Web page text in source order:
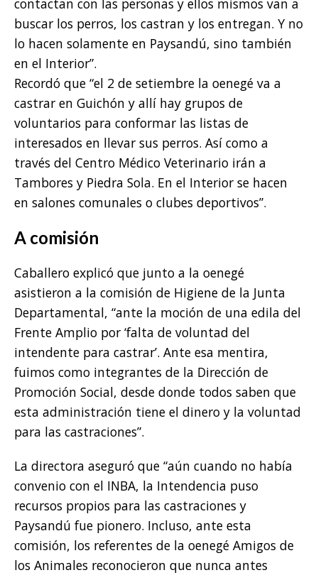
contactan con las personas y ellos mismos van a
buscar los perros, los castran y los entregan. Y no
lo hacen solamente en Paysandú, sino también
en el Interior”.
Recordó que “el 2 de setiembre la oenegé va a
castrar en Guichón y allí hay grupos de
voluntarios para conformar las listas de
interesados en llevar sus perros. Así como a
través del Centro Médico Veterinario irán a
Tambores y Piedra Sola. En el Interior se hacen
en salones comunales o clubes deportivos”.
A comisión
Caballero explicó que junto a la oenegé
asistieron a la comisión de Higiene de la Junta
Departamental, “ante la moción de una edila del
Frente Amplio por ‘falta de voluntad del
intendente para castrar’. Ante esa mentira,
fuimos como integrantes de la Dirección de
Promoción Social, desde donde todos saben que
esta administración tiene el dinero y la voluntad
para las castraciones”.
La directora aseguró que “aún cuando no había
convenio con el INBA, la Intendencia puso
recursos propios para las castraciones y
Paysandú fue pionero. Incluso, ante esta
comisión, los referentes de la oenegé Amigos de
los Animales reconocieron que nunca antes